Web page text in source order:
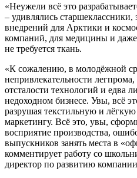
«Неужели всё это
– удивлялись старшеклассники,
внедрений для Арктики и
компаний, для медицины и
не требуется ткань.
«К сожалению, в молодёжной
непривлекательности
отсталости технологий и едва
недоходном бизнесе. Увы, всё
разрушая текстильную и
маркетингу. Всё это, увы,
восприятие производства,
выпускников занять места в
комментирует работу со
директор по развитию